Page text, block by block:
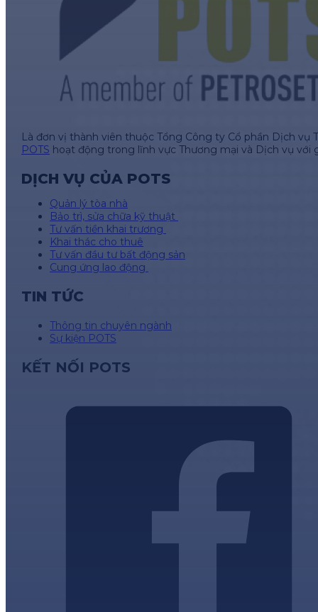
Là đơn vị thành viên thuộc Tổng Công ty Cổ phần Dịch vụ
POTS hoạt động trong lĩnh vực Thương mại và Dịch vụ
DỊCH VỤ CỦA POTS
Quản lý tòa nhà
Bảo trì, sửa chữa kỹ thuật
Tư vấn tiền khai trương
Khai thác cho thuê
Tư vấn đầu tư bất động sản
Cung ứng lao động
TIN TỨC
Thông tin chuyên ngành
Sự kiện POTS
KẾT NỐI POTS